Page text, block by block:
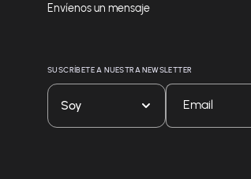
Envíenos un mensaje
SUSCRÍBETE A NUESTRA NEWSLETTER
Soy